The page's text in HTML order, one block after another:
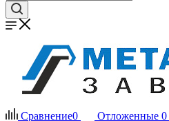
Сравнение0 Отложенные 0